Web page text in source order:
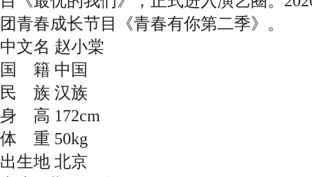
团青春成长节目《青春有你第二季》。
中文名 赵小棠
国 籍 中国
民 族 汉族
身 高 172cm
体 重 50kg
出生地 北京